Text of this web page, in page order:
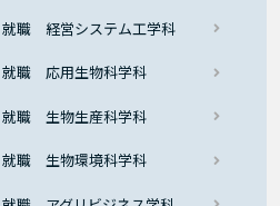
職 経営システム工学科
職 応用生物科学科
職 生物生産科学科
職 生物環境科学科